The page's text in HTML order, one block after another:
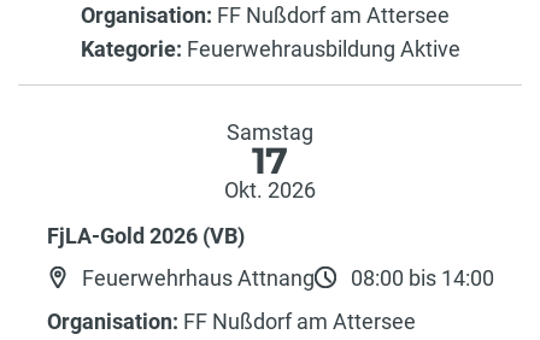
Organisation: FF Nußdorf am Attersee
Kategorie: Feuerwehrausbildung Aktive
Samstag
17
Okt. 2026
FjLA-Gold 2026 (VB)
Feuerwehrhaus Attnang
08:00 bis 14:00
Organisation: FF Nußdorf am Attersee